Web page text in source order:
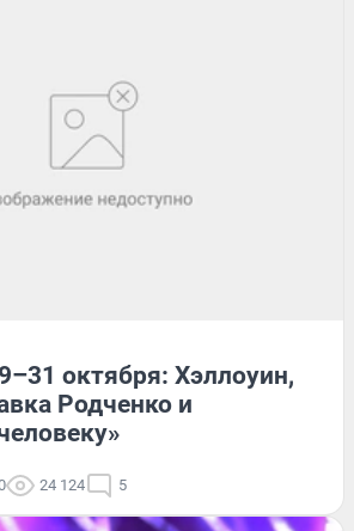
октября: Хэллоуин,
Родченко и
24 124 5